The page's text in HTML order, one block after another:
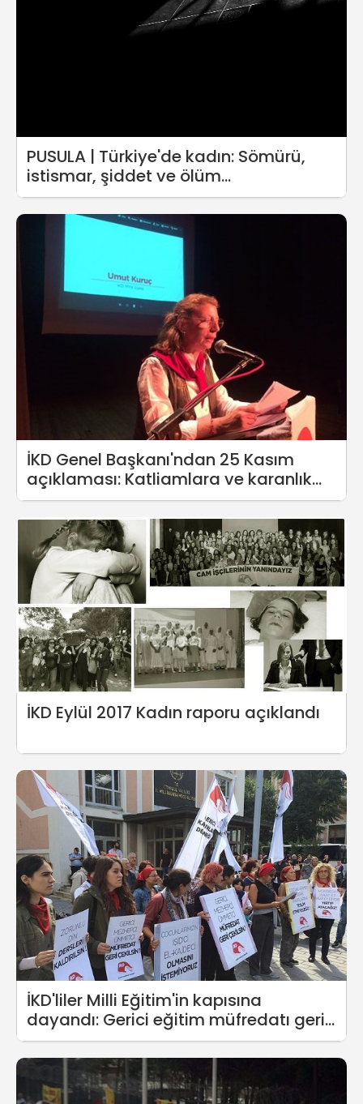
PUSULA | Türkiye'de kadın: Sömürü,
istismar, şiddet ve ölüm...
İKD Genel Başkanı'ndan 25 Kasım
açıklaması: Katliamlara ve karanlık
geleceğe karşı yapılacak olan açıktır...
İKD Eylül 2017 Kadın raporu açıklandı
İKD'liler Milli Eğitim'in kapısına
dayandı: Gerici eğitim müfredatı geri
çekilsin!